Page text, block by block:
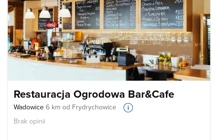
Restauracja Ogrodowa Bar&Cafe
Wadowice 6 km od Frydrychowice
Brak opinii